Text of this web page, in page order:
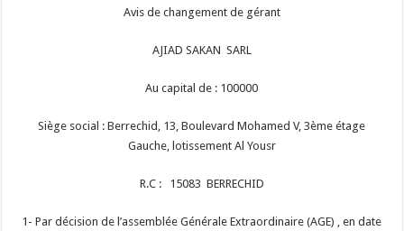
Avis de changement de gérant
AJIAD SAKAN SARL
Au capital de : 100000
Siège social : Berrechid, 13, Boulevard Mohamed V, 3ème étage
Gauche, lotissement Al Yousr
R.C : 15083 BERRECHID
1- Par décision de l’assemblée Générale Extraordinaire (AGE) , en date